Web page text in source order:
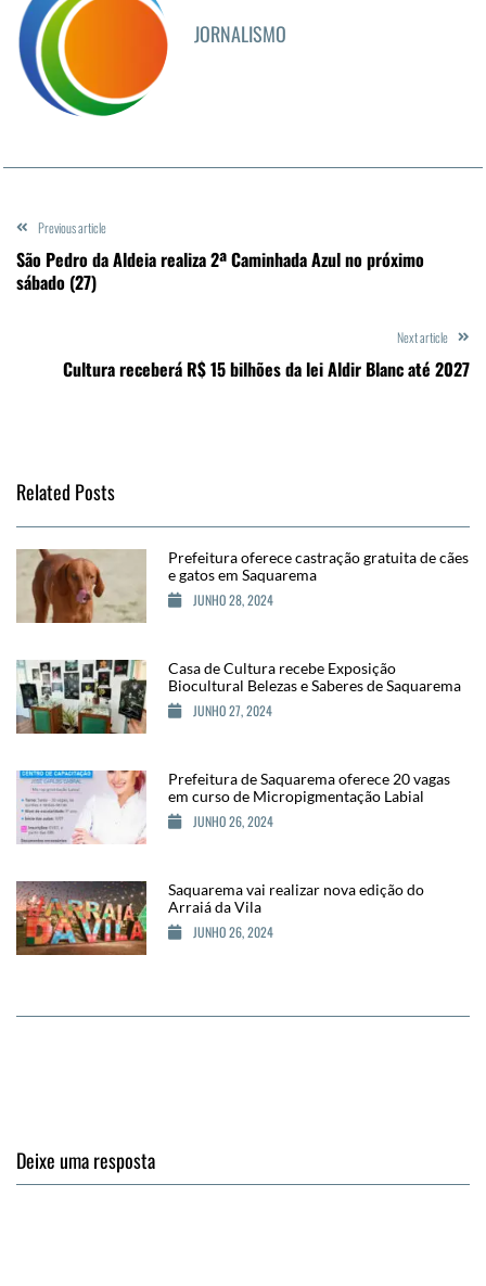
JORNALISMO
Previous article
São Pedro da Aldeia realiza 2ª Caminhada Azul no próximo
sábado (27)
Next article
Cultura receberá R$ 15 bilhões da lei Aldir Blanc até 2027
Related Posts
Prefeitura oferece castração gratuita de cães
e gatos em Saquarema
JUNHO 28, 2024
Casa de Cultura recebe Exposição
Biocultural Belezas e Saberes de Saquarema
JUNHO 27, 2024
Prefeitura de Saquarema oferece 20 vagas
em curso de Micropigmentação Labial
JUNHO 26, 2024
Saquarema vai realizar nova edição do
Arraiá da Vila
JUNHO 26, 2024
Deixe uma resposta